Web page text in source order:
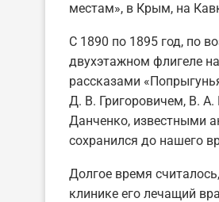
местам», в Крым, на
С 1890 по 1895 год, по
двухэтажном флигеле
рассказами
Д. В. Григоровичем, В.
Данченко, известными
сохранился до нашего
Долгое время
клинике его лечащий